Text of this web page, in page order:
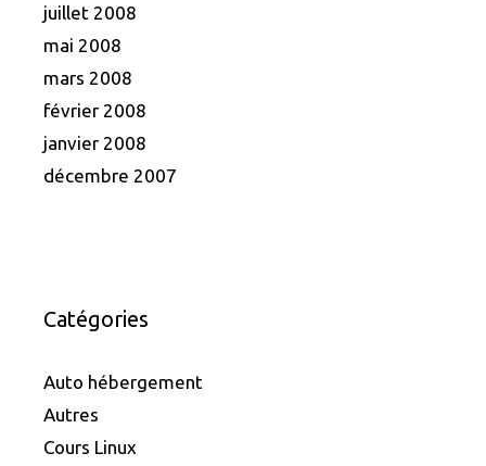
juillet 2008
mai 2008
mars 2008
février 2008
janvier 2008
décembre 2007
Catégories
Auto hébergement
Autres
Cours Linux